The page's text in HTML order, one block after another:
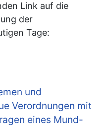
Link auf die
der
Tage:
und
Verordnungen mit
eines Mund-